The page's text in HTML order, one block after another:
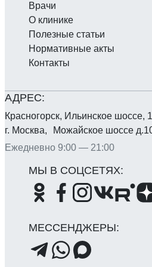
Красногорск, Ильинское шоссе,
г. Москва, Можайское шоссе
Ежедневно 9:00 — 21:00
Врачи
О клинике
Полезные статьи
Нормативные акты
Контакты